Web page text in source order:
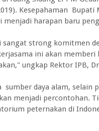
Kesepahaman Bupati
menjadi harapan baru
sangat strong komitmen
ini akan
ungkap Rektor IPB,
daya alam, selain
menjadi percontohan.
peternakan di